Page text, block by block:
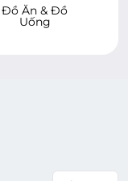
Hàng Tiêu
Dùng